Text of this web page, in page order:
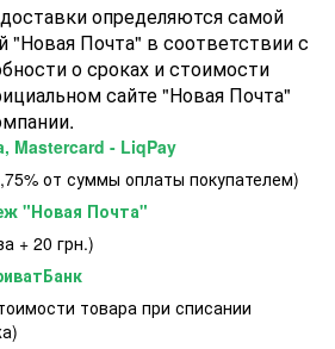
определяются самой
"Новая Почта" в соответствии с
о сроках и стоимости
сайте "Новая Почта"
Mastercard - LiqPay
от суммы оплаты покупателем)
"Новая Почта"
+ 20 грн.)
товара при списании